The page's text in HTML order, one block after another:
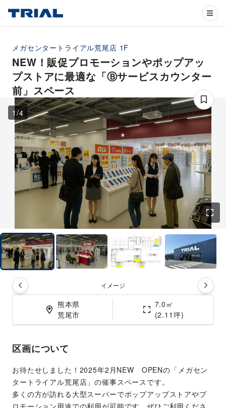
メガセンタートライアル荒尾店 1F
NEW！販促プロモーションやポップアッ
プストアに最適な「Ⓑサービスカウンター
前」スペース
1 /4
イメージ
熊本県
荒尾市
7.0㎡
(2.11坪)
区画について
お待たせしました！2025年2月NEW　OPENの「メガセン
タートライアル荒尾店」の催事スペースです。
多くの方が訪れる大型スーパーでポップアップストアやプ
ロモーション用途での利用が可能です。ぜひご利用くださ